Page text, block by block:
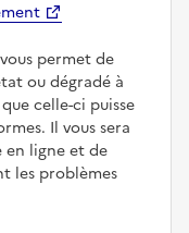
permet de
ou dégradé à
celle-ci puisse
Il vous sera
ligne et de
les problèmes